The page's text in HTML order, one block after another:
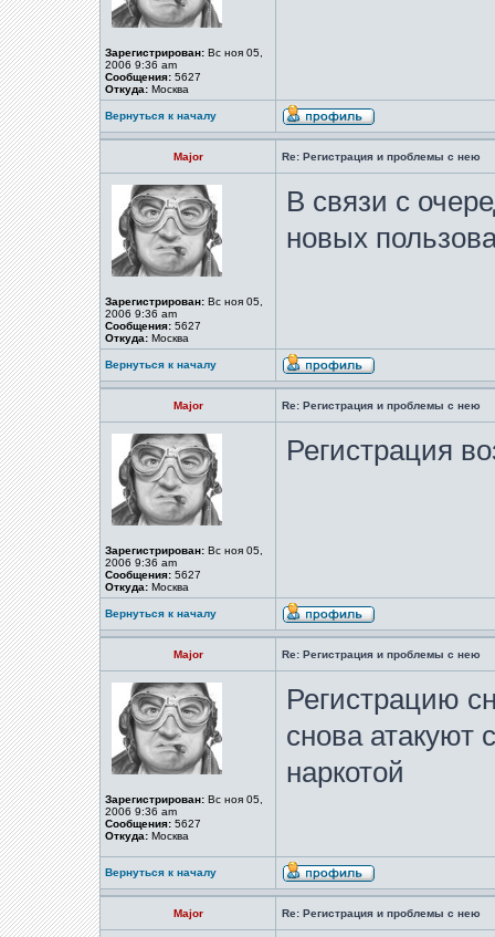
Зарегистрирован: Вс ноя 05,
2006 9:36 am
Сообщения: 5627
Откуда: Москва
Вернуться к началу
Major Re: Регистрация и проблемы с нею
Зарегистрирован: Вс ноя 05,
2006 9:36 am
Сообщения: 5627
Откуда: Москва
В связи с
новых
Вернуться к началу
Major Re: Регистрация и проблемы с нею
Зарегистрирован: Вс ноя 05,
2006 9:36 am
Сообщения: 5627
Откуда: Москва
Регистрация
Вернуться к началу
Major Re: Регистрация и проблемы с нею
Зарегистрирован: Вс ноя 05,
2006 9:36 am
Сообщения: 5627
Откуда: Москва
Регистрацию
снова атакуют
наркотой
Вернуться к началу
Major Re: Регистрация и проблемы с нею